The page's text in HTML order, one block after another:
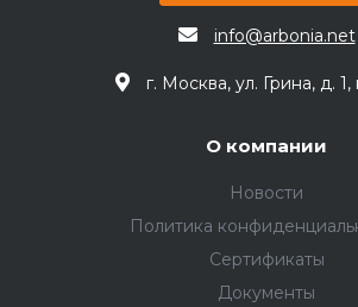
info@arbonia.net
г. Москва, ул. Грина, д.
О компании
Новости
Политика
Сертификаты
Документы